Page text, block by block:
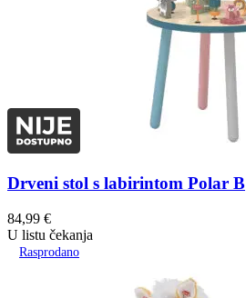
Drveni stol s labirintom Polar B
84,99 €
U listu čekanja
Rasprodano